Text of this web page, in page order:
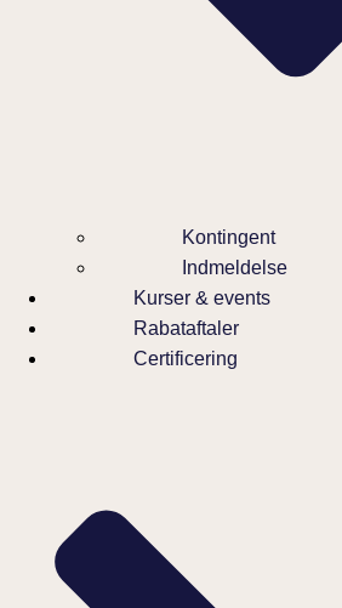
Kontingent
Indmeldelse
Kurser & events
Rabataftaler
Certificering